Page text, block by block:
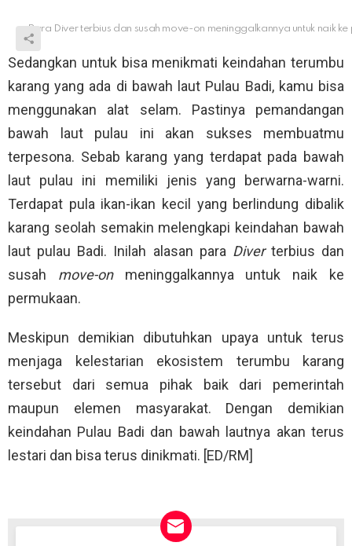
Para Diver terbius dan susah move-on meninggalkannya untuk naik
Sedangkan untuk bisa menikmati keindahan terumbu
karang yang ada di bawah laut Pulau Badi, kamu bisa
menggunakan alat selam. Pastinya pemandangan
bawah laut pulau ini akan sukses membuatmu
terpesona. Sebab karang yang terdapat pada bawah
laut pulau ini memiliki jenis yang berwarna-warni.
Terdapat pula ikan-ikan kecil yang berlindung dibalik
karang seolah semakin melengkapi keindahan bawah
laut pulau Badi. Inilah alasan para Diver terbius dan
susah move-on meninggalkannya untuk naik ke
permukaan.
Meskipun demikian dibutuhkan upaya untuk terus
menjaga kelestarian ekosistem terumbu karang
tersebut dari semua pihak baik dari pemerintah
maupun elemen masyarakat. Dengan demikian
keindahan Pulau Badi dan bawah lautnya akan terus
lestari dan bisa terus dinikmati. [ED/RM]